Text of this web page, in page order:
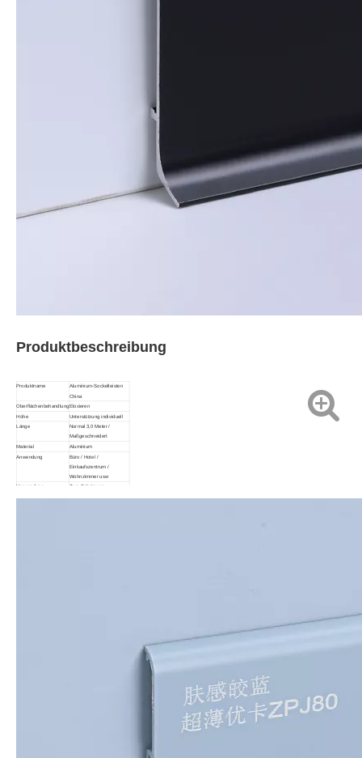
Produktbeschreibung
Produktname
Aluminium-Sockelleisten
China
OberflächenbehandlungEloxieren
Höhe
Unterstützung individuell
Länge
Normal 3,0 Meter /
Maßgeschneidert
Material
Aluminium
Anwendung
Büro / Hotel /
Einkaufszentrum /
Wohnzimmer usw
Verwendung
Zum Schutz von